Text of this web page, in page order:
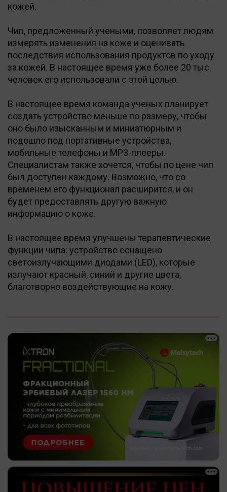
кожей.
Чип, предложенный учеными, позволяет людям
измерять изменения на коже и оценивать
последствия использования продуктов по уходу
за кожей. В настоящее время уже более 20 тыс.
человек его использовали с этой целью.
В настоящее время команда ученых планирует
создать устройство меньше по размеру, чтобы
оно было изысканным и миниатюрным и
подошло под портативные устройства,
мобильные телефоны и MP3-плееры.
Специалистам также хочется, чтобы по цене чип
был доступен каждому. Возможно, что со
временем его функционал расширится, и он
будет предоставлять другую важную
информацию о коже.
В настоящее время улучшены терапевтические
функции чипа: устройство оснащено
светоизлучающими диодами (LED), которые
излучают красный, синий и другие цвета,
благотворно воздействующие на кожу.